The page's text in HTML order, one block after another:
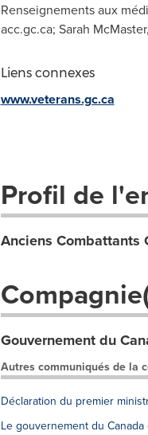
Renseignements aux
acc.gc.ca; Sarah
Liens connexes
www.veterans.gc.ca
Profil de
Anciens Combattants
Gouvernement du
Autres communiqués de la
Déclaration du premier
Le gouvernement du